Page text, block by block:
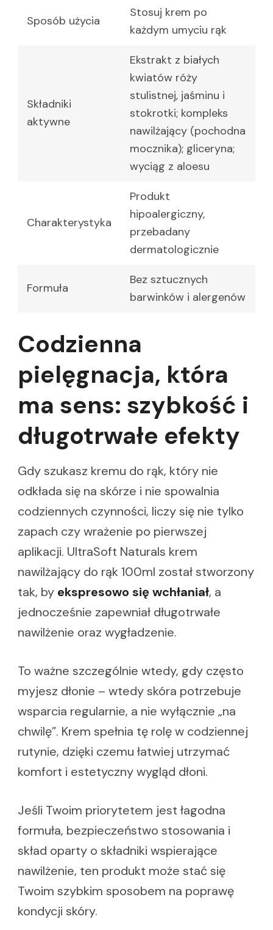
Sposób użycia
Stosuj krem po
każdym umyciu rąk
Składniki
aktywne
Ekstrakt z białych
kwiatów róży
stulistnej, jaśminu i
stokrotki; kompleks
nawilżający (pochodna
mocznika); gliceryna;
wyciąg z aloesu
Charakterystyka
Produkt
hipoalergiczny,
przebadany
dermatologicznie
Formuła
Bez sztucznych
barwinków i alergenów
Codzienna
pielęgnacja, która
ma sens: szybkość i
długotrwałe efekty
Gdy szukasz kremu do rąk, który nie
odkłada się na skórze i nie spowalnia
codziennych czynności, liczy się nie tylko
zapach czy wrażenie po pierwszej
aplikacji. UltraSoft Naturals krem
nawilżający do rąk 100ml został stworzony
tak, by ekspresowo się wchłaniał, a
jednocześnie zapewniał długotrwałe
nawilżenie oraz wygładzenie.
To ważne szczególnie wtedy, gdy często
myjesz dłonie – wtedy skóra potrzebuje
wsparcia regularnie, a nie wyłącznie „na
chwilę”. Krem spełnia tę rolę w codziennej
rutynie, dzięki czemu łatwiej utrzymać
komfort i estetyczny wygląd dłoni.
Jeśli Twoim priorytetem jest łagodna
formuła, bezpieczeństwo stosowania i
skład oparty o składniki wspierające
nawilżenie, ten produkt może stać się
Twoim szybkim sposobem na poprawę
kondycji skóry.